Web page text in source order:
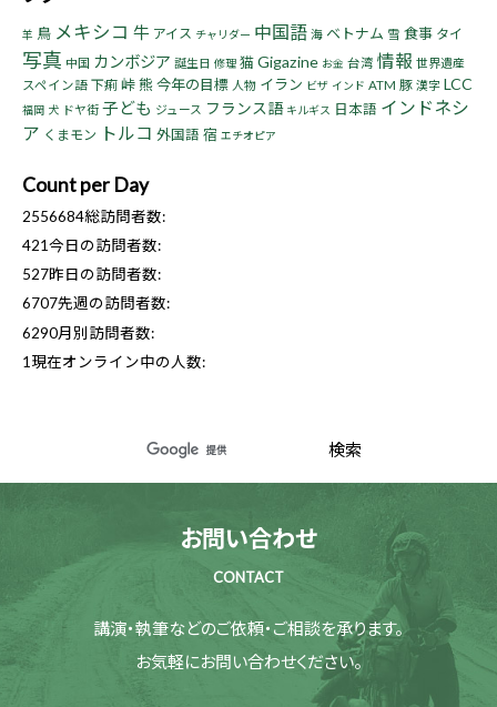
羊 鳥 メキシコ 牛 アイス チャリダー 中国語 海 ベトナム 雪 食事 タイ
写真 中国 カンボジア 誕生日 修理 猫Gigazine お金 台湾 情報 世界遺産
スペイン語 下痢 峠熊今年の目標 人物 イラン ビザ インド ATM 豚 漢字 LCC
福岡 犬 ドヤ街 子ども ジュース フランス語 キルギス 日本語 インドネシ
ア くまモン トルコ 外国語 宿 エチオピア
Count per Day
2556684総訪問者数:
421今日の訪問者数:
527昨日の訪問者数:
6707先週の訪問者数:
6290月別訪問者数:
1 現在オンライン中の人数:
お問い合わせ
CONTACT
講演・執筆などのご依頼・ご相談を承ります。
お気軽にお問い合わせください。